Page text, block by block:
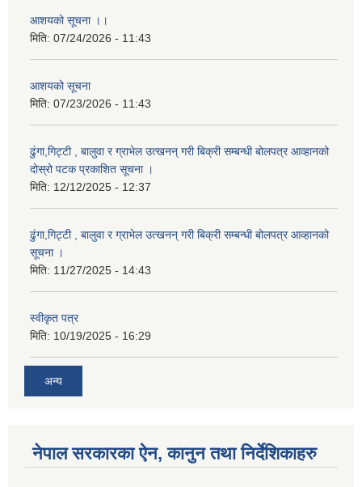
आशयको सूचना ।।
मिति: 07/24/2026 - 11:43
आशयको सूचना
मिति: 07/23/2026 - 11:43
ढुंगा,गिट्टी , बालुवा र ग्राभेल उत्खनन् गरी बिक्री सम्बन्धी बोलपत्र आव्हानको
दोस्रो पटक प्रकाशित सूचना ।
मिति: 12/12/2025 - 12:37
ढुंगा,गिट्टी , बालुवा र ग्राभेल उत्खनन् गरी बिक्री सम्बन्धी बोलपत्र आव्हानको
सूचना ।
मिति: 11/27/2025 - 14:43
स्वीकृत पत्र
मिति: 10/19/2025 - 16:29
अन्य
नेपाल सरकारका ऐन, कानुन तथा निर्देशिकाहरु